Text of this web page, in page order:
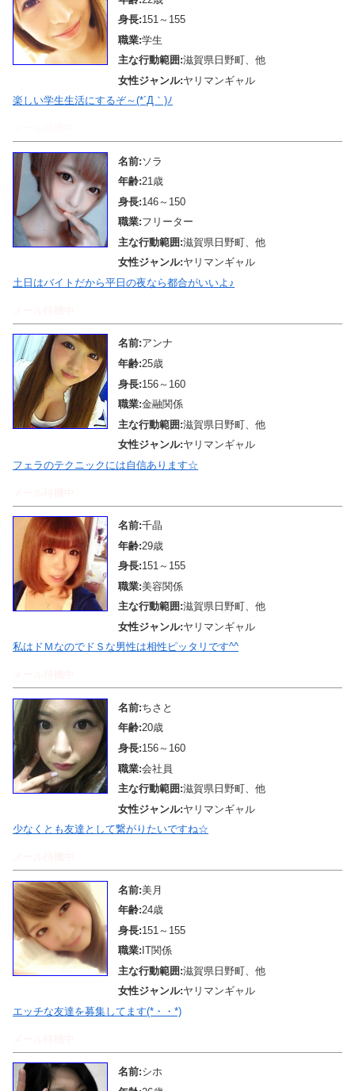
身長:151～155
職業:学生
主な行動範囲:滋賀県日野町、他
女性ジャンル:ヤリマンギャル
楽しい学生生活にするぞ～(*´Д｀)ﾉ
名前: ソラ
年齢:21歳
身長:146～150
職業:フリーター
主な行動範囲:滋賀県日野町、他
女性ジャンル:ヤリマンギャル
土日はバイトだから平日の夜なら都合がいいよ♪
名前:アンナ
年齢:25歳
身長:156～160
職業:金融関係
主な行動範囲:滋賀県日野町、他
女性ジャンル:ヤリマンギャル
フェラのテクニックには自信あります☆
名前:千晶
年齢:29歳
身長:151～155
職業:美容関係
主な行動範囲:滋賀県日野町、他
女性ジャンル:ヤリマンギャル
私はドＭなのでドＳな男性は相性ピッタリです^^
名前:ちさと
年齢:20歳
身長:156～160
職業:会社員
主な行動範囲:滋賀県日野町、他
女性ジャンル:ヤリマンギャル
少なくとも友達として繋がりたいですね☆
名前:美月
年齢:24歳
身長:151～155
職業: IT関係
主な行動範囲:滋賀県日野町、他
女性ジャンル:ヤリマンギャル
エッチな友達を募集してます(*・・*)
名前:シホ